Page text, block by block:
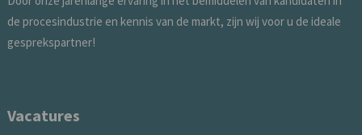
de procesindustrie en kennis van de markt, zijn wij voor u de ideale
gesprekspartner!
Vacatures